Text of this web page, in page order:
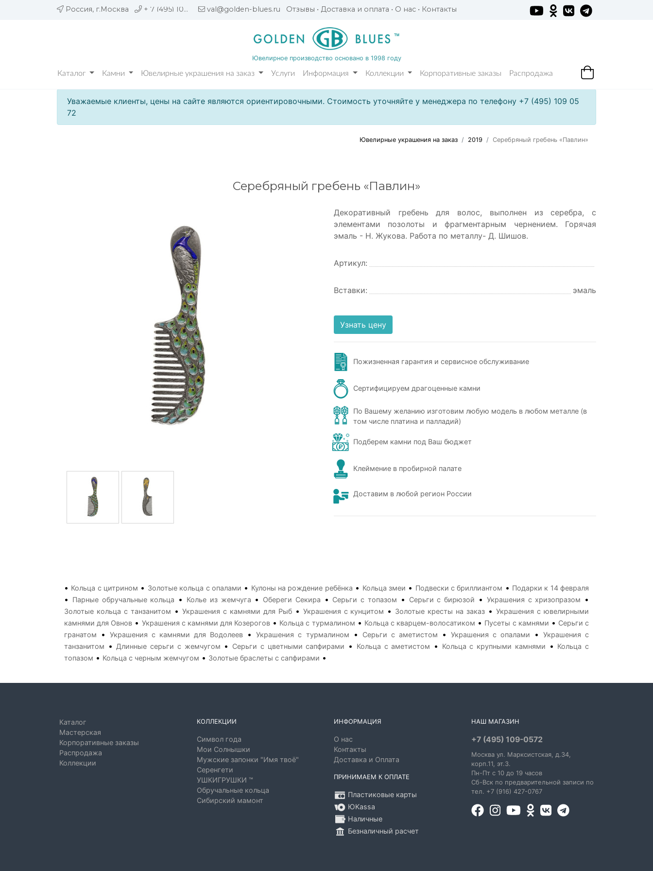
Россия, г.Москва + 7 (495) 109 05 72 val@golden-blues.ru Отзывы • Доставка и оплата • О нас • Контакты
Ювелирное производство основано в 1998 году
Каталог Камни Ювелирные украшения на заказ Услуги Информация Коллекции Корпоративные заказы Распродажа
Уважаемые клиенты, цены на сайте являются ориентировочными. Стоимость уточняйте у менеджера по телефону +7 (495) 109 05
72
Ювелирные украшения на заказ 2019 Серебряный гребень «Павлин»
Серебряный гребень «Павлин»
Декоративный гребень для волос, выполнен из серебра, с
элементами позолоты и фрагментарным чернением. Горячая
эмаль - Н. Жукова. Работа по металлу- Д. Шишов.
Артикул:
Вставки: эмаль
Узнать цену
Пожизненная гарантия и сервисное обслуживание
Сертифицируем драгоценные камни
По Вашему желанию изготовим любую модель в любом металле (в
том числе платина и палладий)
Подберем камни под Ваш бюджет
Клеймение в пробирной палате
Доставим в любой регион России
• Кольца с цитрином • Золотые кольца с опалами • Кулоны на рождение ребёнка • Кольца змеи • Подвески с бриллиантом • Подарки к 14 февраля
• Парные обручальные кольца • Колье из жемчуга • Обереги Секира • Серьги с топазом • Серьги с бирюзой • Украшения с хризопразом •
Золотые кольца с танзанитом • Украшения с камнями для Рыб• Украшения с кунцитом • Золотые кресты на заказ •Украшения с ювелирными
камнями для Овнов • Украшения с камнями для Козерогов • Кольца с турмалином • Кольца с кварцем-волосатиком • Пусеты с камнями • Серьги с
гранатом
•Украшения с камнями для Водолеев •Украшения с турмалином • Серьги с аметистом • Украшения с опалами •Украшения с
танзанитом
•Длинные серьги с жемчугом • Серьги с цветными сапфирами • Кольца с аметистом • Кольца с крупными камнями • Кольца с
топазом • Кольца с черным жемчугом • Золотые браслеты с сапфирами •
Каталог
Мастерская
Корпоративные заказы
Распродажа
Коллекции
КОЛЛЕКЦИИ
Символ года
Мои Солнышки
Мужские запонки "Имя твоё"
Серенгети
УШКИГРУШКИ ™
Обручальные кольца
Сибирский мамонт
ИНФОРМАЦИЯ
О нас
Контакты
Доставка и Оплата
ПРИНИМАЕМ К ОПЛАТЕ
Пластиковые карты
ЮKassa
Наличные
Безналичный расчет
НАШ МАГАЗИН
+7 (495) 109-0572
Москва ул. Марксистская, д.34,
корп.11, эт.3.
Пн-Пт c 10 до 19 часов
Сб-Вск по предварительной записи по
тел. +7 (916) 427-0767